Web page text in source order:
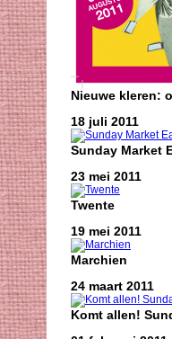
Nieuwe kleren:
18 juli 2011
Sunday Market
23 mei 2011
Twente
19 mei 2011
Marchien
24 maart 2011
Komt allen!